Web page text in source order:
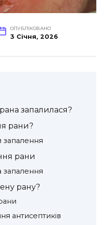
ОПУБЛІКОВАНО
3 Січня, 2026
запалилася?
рани?
запалення
рани
запалення
рану?
антисептиків